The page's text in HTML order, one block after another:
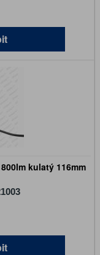
kulatý 116mm